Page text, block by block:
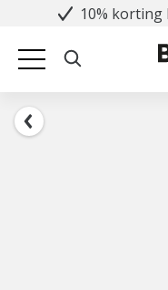
10%